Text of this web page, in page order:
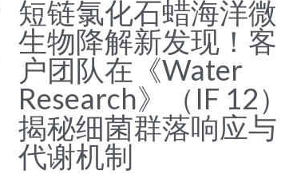
短链氯化石蜡海洋微
生物降解新发现！客
户团队在《Water
Research》（IF 12）
揭秘细菌群落响应与
代谢机制